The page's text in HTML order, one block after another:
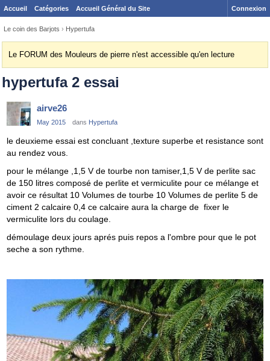
Accueil Catégories Accueil Général du Site Connexion
Le coin des Barjots › Hypertufa
Le FORUM des Mouleurs de pierre n'est accessible qu'en lecture
hypertufa 2 essai
airve26
May 2015 dans Hypertufa
le deuxieme essai est concluant ,texture superbe et resistance sont
au rendez vous.
pour le mélange ,1,5 V de tourbe non tamiser,1,5 V de perlite sac
de 150 litres composé de perlite et vermiculite pour ce mélange et
avoir ce résultat 10 Volumes de tourbe 10 Volumes de perlite 5 de
ciment 2 calcaire 0,4 ce calcaire aura la charge de fixer le
vermiculite lors du coulage.
démoulage deux jours aprés puis repos a l'ombre pour que le pot
seche a son rythme.